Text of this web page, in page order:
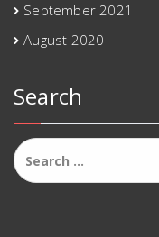
September 2021
August 2020
Search
Search
for: